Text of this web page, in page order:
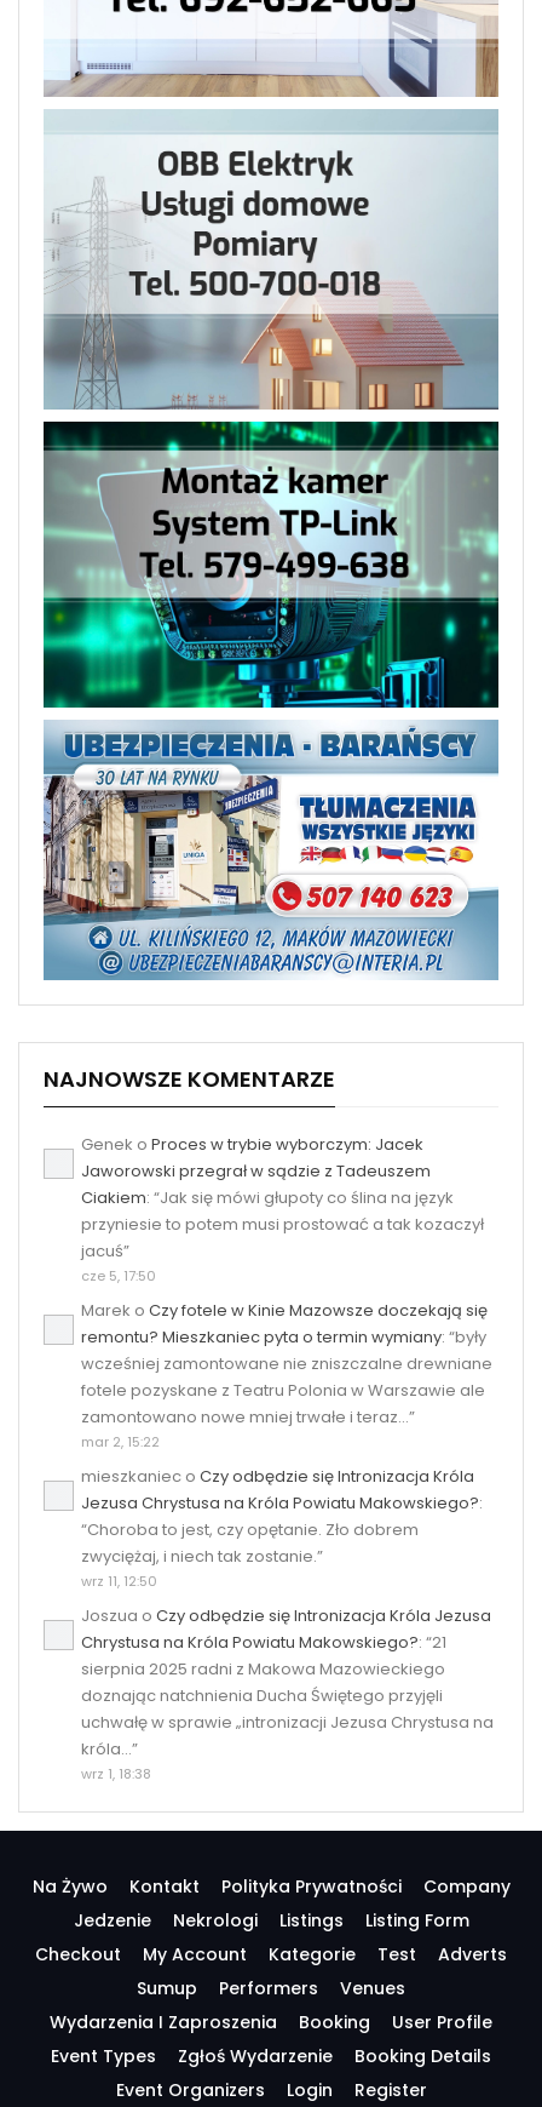
NAJNOWSZE KOMENTARZE
Genek o Proces w trybie wyborczym: Jacek
Jaworowski przegrał w sądzie z Tadeuszem
Ciakiem: “Jak się mówi głupoty co ślina na język
przyniesie to potem musi prostować a tak kozaczył
jacuś”
cze 5, 17:50
Marek o Czy fotele w Kinie Mazowsze doczekają się
remontu? Mieszkaniec pyta o termin wymiany: “były
wcześniej zamontowane nie zniszczalne drewniane
fotele pozyskane z Teatru Polonia w Warszawie ale
zamontowano nowe mniej trwałe i teraz…”
mar 2, 15:22
mieszkaniec o Czy odbędzie się Intronizacja Króla
Jezusa Chrystusa na Króla Powiatu Makowskiego?:
“Choroba to jest, czy opętanie. Zło dobrem
zwyciężaj, i niech tak zostanie.”
wrz 11, 12:50
Joszua o Czy odbędzie się Intronizacja Króla Jezusa
Chrystusa na Króla Powiatu Makowskiego?: “21
sierpnia 2025 radni z Makowa Mazowieckiego
doznając natchnienia Ducha Świętego przyjęli
uchwałę w sprawie „intronizacji Jezusa Chrystusa na
króla…”
wrz 1, 18:38
Na Żywo Kontakt Polityka Prywatności
Company
Jedzenie
Nekrologi Listings
Listing Form
Checkout
My Account Kategorie Test
Adverts
Sumup
Performers
Venues
Wydarzenia I Zaproszenia
Booking
User Profile
Event Types
Zgłoś Wydarzenie
Booking Details
Event Organizers
Login Register